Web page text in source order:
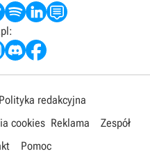
Polityka redakcyjna
cookies Reklama
Zespół
Pomoc